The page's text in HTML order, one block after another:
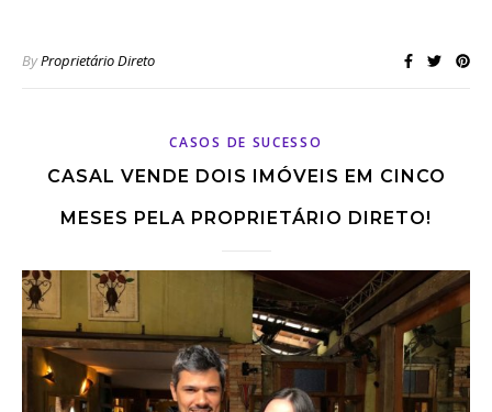
ByProprietário Direto
CASOS DE SUCESSO
CASAL VENDE DOIS IMÓVEIS EM CINCO
MESES PELA PROPRIETÁRIO DIRETO!